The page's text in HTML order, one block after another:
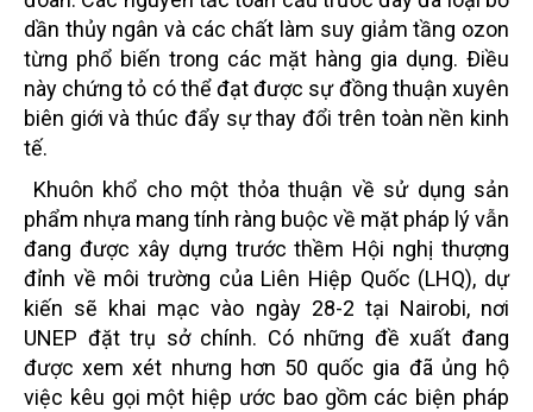
dần thủy ngân và các chất làm suy giảm tầng ozon
từng phổ biến trong các mặt hàng gia dụng. Ðiều
này chứng tỏ có thể đạt được sự đồng thuận xuyên
biên giới và thúc đẩy sự thay đổi trên toàn nền kinh
tế.
Khuôn khổ cho một thỏa thuận về sử dụng sản
phẩm nhựa mang tính ràng buộc về mặt pháp lý vẫn
đang được xây dựng trước thềm Hội nghị thượng
đỉnh về môi trường của Liên Hiệp Quốc (LHQ), dự
kiến sẽ khai mạc vào ngày 28-2 tại Nairobi, nơi
UNEP đặt trụ sở chính. Có những đề xuất đang
được xem xét nhưng hơn 50 quốc gia đã ủng hộ
việc kêu gọi một hiệp ước bao gồm các biện pháp